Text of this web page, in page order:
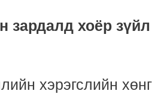
зардалд хоёр